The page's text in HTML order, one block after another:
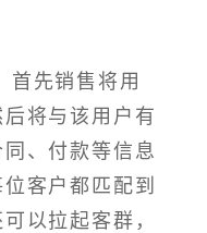
首先销售将用
将与该用户有
、付款等信息
客户都匹配到
以拉起客群，